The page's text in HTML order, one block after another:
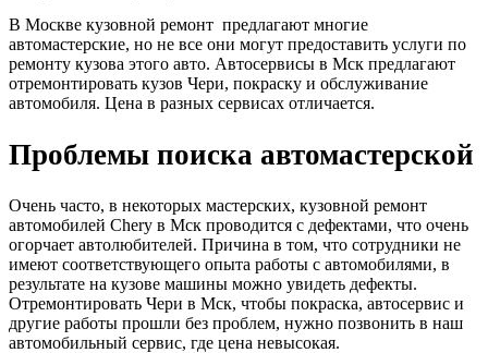
В Москве кузовной ремонт предлагают многие
автомастерские, но не все они могут предоставить услуги по
ремонту кузова этого авто. Автосервисы в Мск предлагают
отремонтировать кузов Чери, покраску и обслуживание
автомобиля. Цена в разных сервисах отличается.
Проблемы поиска автомастерской
Очень часто, в некоторых мастерских, кузовной ремонт
автомобилей Chery в Мск проводится с дефектами, что очень
огорчает автолюбителей. Причина в том, что сотрудники не
имеют соответствующего опыта работы с автомобилями, в
результате на кузове машины можно увидеть дефекты.
Отремонтировать Чери в Мск, чтобы покраска, автосервис и
другие работы прошли без проблем, нужно позвонить в наш
автомобильный сервис, где цена невысокая.